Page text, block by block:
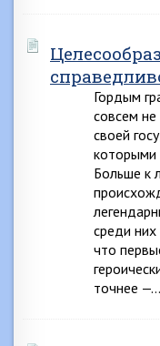
Гордым
совсем не
своей
которыми
Больше к
среди них
что
точнее —…